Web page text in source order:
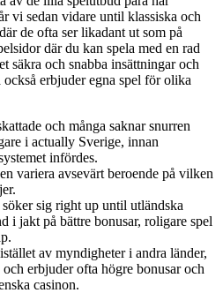
vi sedan vidare until klassiska och
de ofta ser likadant ut som på
där du kan spela med en rad
säkra och snabba insättningar och
erbjuder egna spel för olika
och många saknar snurren
i actually Sverige, innan
infördes.
variera avsevärt beroende på vilken
sig right up until utländska
i jakt på bättre bonusar, roligare spel
av myndigheter i andra länder,
erbjuder ofta högre bonusar och
casinon.